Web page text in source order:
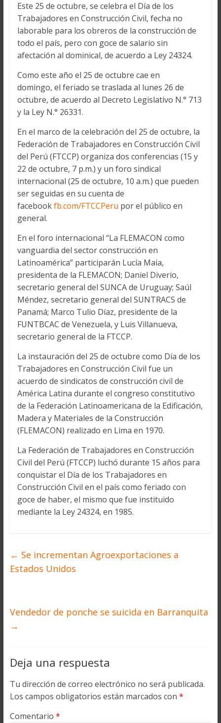
Este 25 de octubre, se celebra el Día de los
Trabajadores en Construcción Civil, fecha no
laborable para los obreros de la construcción de
todo el país, pero con goce de salario sin
afectación al dominical, de acuerdo a Ley 24324.
Como este año el 25 de octubre cae en
domingo, el feriado se traslada al lunes 26 de
octubre, de acuerdo al Decreto Legislativo N.° 713
y la Ley N.° 26331.
En el marco de la celebración del 25 de octubre, la
Federación de Trabajadores en Construcción Civil
del Perú (FTCCP) organiza dos conferencias (15 y
22 de octubre, 7 p.m.) y un foro sindical
internacional (25 de octubre, 10 a.m.) que pueden
ser seguidas en su cuenta de
facebookfb.com/FTCCPeru por el público en
general.
En el foro internacional “La FLEMACON como
vanguardia del sector construcción en
Latinoamérica” participarán Lucía Maia,
presidenta de la FLEMACON; Daniel Diverio,
secretario general del SUNCA de Uruguay; Saúl
Méndez, secretario general del SUNTRACS de
Panamá; Marco Tulio Díaz, presidente de la
FUNTBCAC de Venezuela, y Luis Villanueva,
secretario general de la FTCCP.
La instauración del 25 de octubre como Día de los
Trabajadores en Construcción Civil fue un
acuerdo de sindicatos de construcción civil de
América Latina durante el congreso constitutivo
de la Federación Latinoamericana de la Edificación,
Madera y Materiales de la Construcción
(FLEMACON) realizado en Lima en 1970.
La Federación de Trabajadores en Construcción
Civil del Perú (FTCCP) luchó durante 15 años para
conquistar el Día de los Trabajadores en
Construcción Civil en el país como feriado con
goce de haber, el mismo que fue instituido
mediante la Ley 24324, en 1985.
← Se incrementan Agroexportaciones a
Estados Unidos
Vendedor de ponche se suicida en Barranquita
→
Deja una respuesta
Tu dirección de correo electrónico no será publicada.
Los campos obligatorios están marcados con *
Comentario *